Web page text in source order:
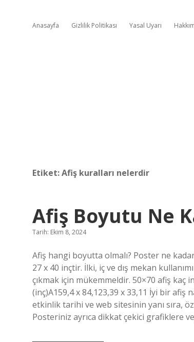
Anasayfa Gizlilik Politikası Yasal Uyarı
Etiket:Afiş kuralları nelerdir
Afiş Boyutu Ne
Tarih: Ekim 8, 2024
Afiş hangi boyutta olmalı? Poster ne
27 x 40 inçtir. İlki, iç ve dış mekan
çıkmak için mükemmeldir. 50×70 afiş
(inç)A159,4 x 84,123,39 x 33,11 İyi bir afiş
etkinlik tarihi ve web sitesinin yanı sıra,
Posteriniz ayrıca dikkat çekici grafiklere